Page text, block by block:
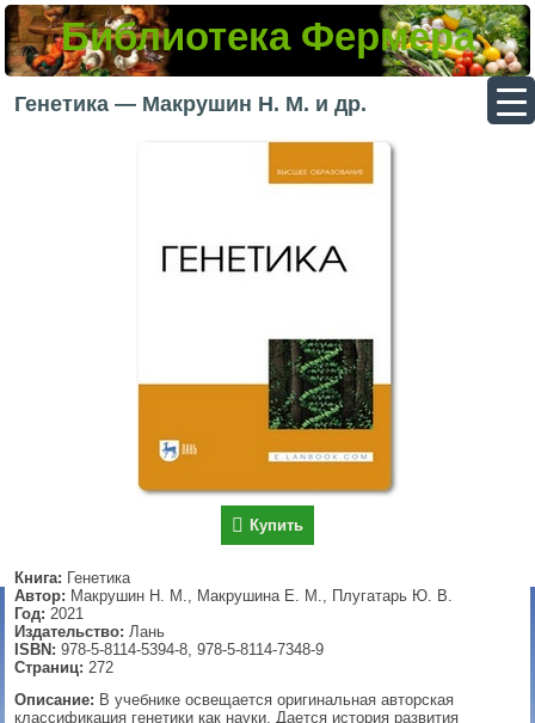
Библиотека Фермера
Генетика — Макрушин Н. М. и др.
Купить
Книга: Генетика
Автор: Макрушин Н. М., Макрушина Е. М., Плугатарь Ю. В.
Год: 2021
Издательство: Лань
ISBN: 978-5-8114-5394-8, 978-5-8114-7348-9
Страниц: 272
Описание: В учебнике освещается оригинальная авторская
классификация генетики как науки. Дается история развития
▼
▼